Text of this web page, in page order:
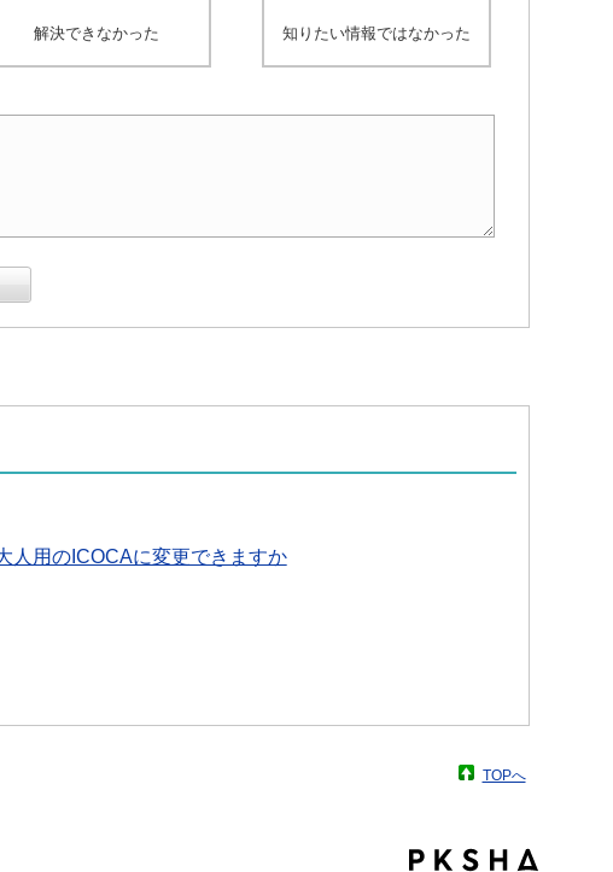
解決できなかった 知りたい情報ではなかった
人用のICOCAに変更できますか
TOPへ